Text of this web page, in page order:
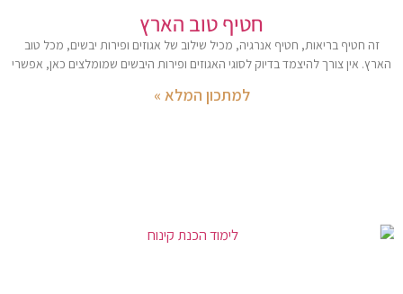
חטיף טוב הארץ
זה חטיף בריאות, חטיף אנרגיה, מכיל שילוב של אגוזים ופירות יבשים, מכל טוב
הארץ. אין צורך להיצמד בדיוק לסוגי האגוזים ופירות היבשים שמומלצים כאן, אפשרי
למתכון המלא »